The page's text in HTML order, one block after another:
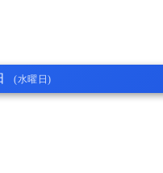
(水曜日)